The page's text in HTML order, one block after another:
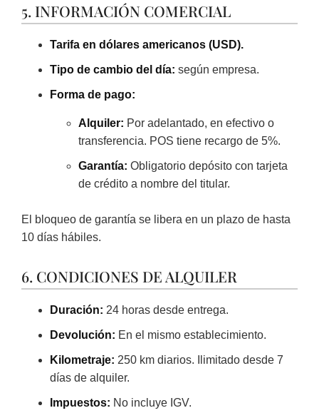
5. INFORMACIÓN COMERCIAL
Tarifa en dólares americanos (USD).
Tipo de cambio del día: según empresa.
Forma de pago:
Alquiler: Por adelantado, en efectivo o
transferencia. POS tiene recargo de 5%.
Garantía: Obligatorio depósito con tarjeta
de crédito a nombre del titular.
El bloqueo de garantía se libera en un plazo de hasta
10 días hábiles.
6. CONDICIONES DE ALQUILER
Duración: 24 horas desde entrega.
Devolución: En el mismo establecimiento.
Kilometraje: 250 km diarios. Ilimitado desde 7
días de alquiler.
Impuestos: No incluye IGV.